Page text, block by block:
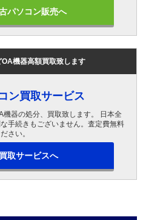
パソコン販売へ
機器高額買取致します
ン買取サービス
器の処分、買取致します。 日本全
手続きもございません。査定費無料
さい。
取サービスへ